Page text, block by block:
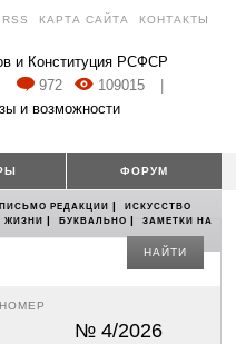
RSS КАРТА САЙТА КОНТАКТЫ
и Конституция РСФСР
972 109015
и возможности
ФОРУМ
ПИСЬМО РЕДАКЦИИ |
ИСКУССТВО
ЖИЗНИ | БУКВАЛЬНО |
ЗАМЕТКИ НА
НАЙТИ
№ 4/2026